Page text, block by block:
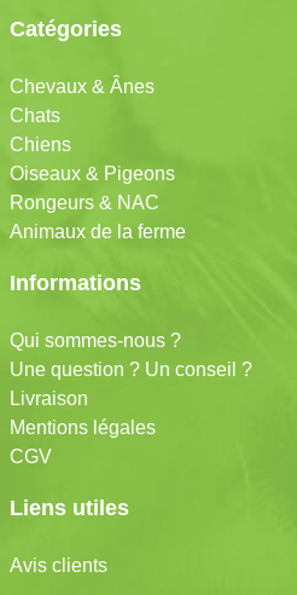
Catégories
Chevaux & Ânes
Chats
Chiens
Oiseaux & Pigeons
Rongeurs & NAC
Animaux de la ferme
Informations
Qui sommes-nous ?
Une question ? Un conseil ?
Livraison
Mentions légales
CGV
Liens utiles
Avis clients